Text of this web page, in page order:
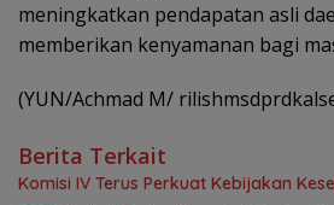
meningkatkan pendapatan asli
memberikan kenyamanan bagi
(YUN/Achmad M/
Berita Terkait
Komisi IV Terus Perkuat Kebijakan